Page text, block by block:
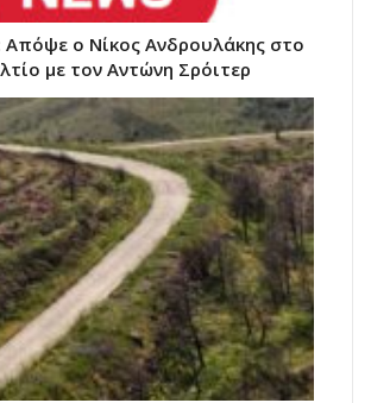
Απόψε ο Νίκος Ανδρουλάκης στο
με τον Αντώνη Σρόιτερ